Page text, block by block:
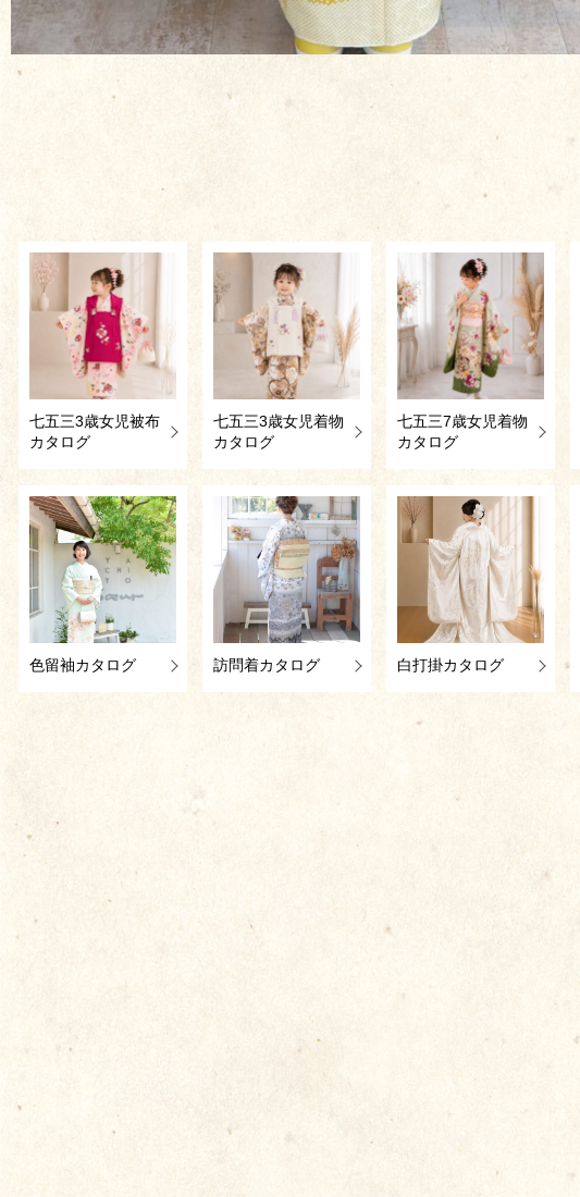
七五三3歳女児被布
カタログ
七五三3歳女児着物
カタログ
七五三7歳女児着物
カタログ
色留袖カタログ 訪問着カタログ 白打掛カタログ